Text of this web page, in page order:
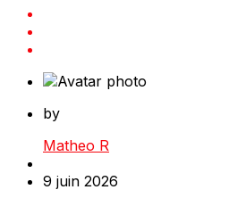
by
Matheo R
9 juin 2026